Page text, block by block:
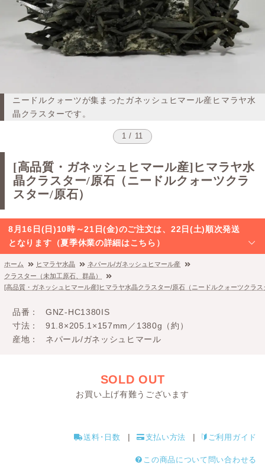
ニードルクォーツが集まったガネッシュヒマール産ヒマラヤ水
晶クラスターです。
1 / 11
[高品質・ガネッシュヒマール産]ヒマラヤ水
晶クラスター/原石（ニードルクォーツクラ
スター/原石）
8月16日(日)10時～21日(金)のご注文は、22日(土)順次発送
となります（夏季休業の詳細はこちら）
ホーム ヒマラヤ水晶
ネパール/ガネッシュヒマール産
クラスター（未加工原石、群晶）
[高品質・ガネッシュヒマール産]ヒマラヤ水晶クラスター/原石（ニードルクォーツクラス
品番
GNZ-HC1380IS
寸法
91.8×205.1×157mm／1380g（約）
産地
ネパール/ガネッシュヒマール
SOLD OUT
お買い上げ有難うございます
送料･日数 支払い方法 ご利用ガイド
この商品について問い合わせる